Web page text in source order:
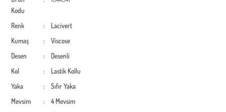
Kodu
Renk :
Lacivert
Kumaş
:
Viscose
Desen
:
Desenli
Kol
:
Lastik Kollu
Yaka
:
Sıfır Yaka
Mevsim
:
4 Mevsim